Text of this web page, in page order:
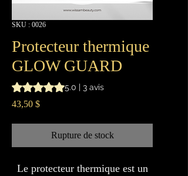
SKU : 0026
Protecteur thermique
GLOW GUARD
La note est de 5.0 sur cinq étoiles sur la
5.0 | 3 avis
43,50 $Prix
Rupture de stock
Le protecteur thermique est un